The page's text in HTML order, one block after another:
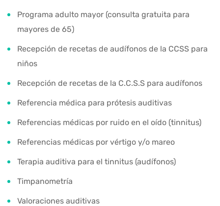
Programa adulto mayor (consulta gratuita para
mayores de 65)
Recepción de recetas de audífonos de la CCSS para
niños
Recepción de recetas de la C.C.S.S para audífonos
Referencia médica para prótesis auditivas
Referencias médicas por ruido en el oído (tinnitus)
Referencias médicas por vértigo y/o mareo
Terapia auditiva para el tinnitus (audífonos)
Timpanometría
Valoraciones auditivas